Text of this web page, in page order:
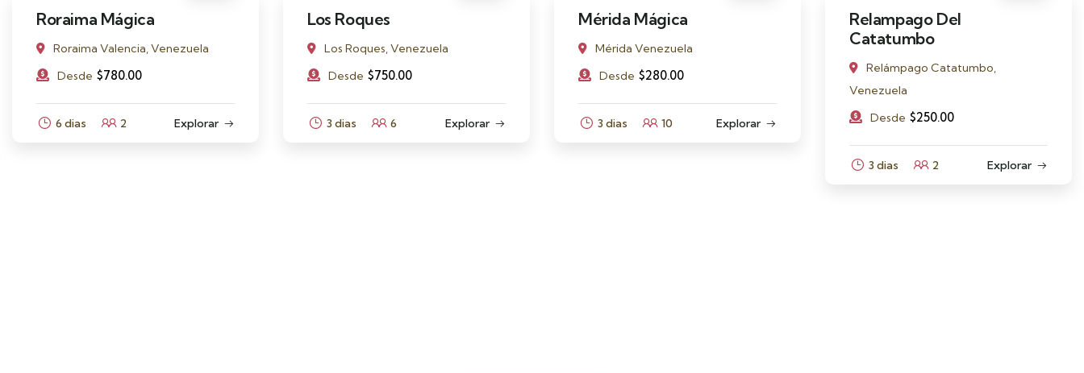
Roraima Mágica
Roraima Valencia, Venezuela
Desde $780.00
6 dias 2 Explorar
Los Roques
Los Roques, Venezuela
Desde $750.00
3 dias 6 Explorar
Mérida Mágica
Mérida Venezuela
Desde $280.00
3 dias 10 Explorar
Relampago Del
Catatumbo
Relámpago Catatumbo,
Venezuela
Desde $250.00
3 dias 2 Explorar